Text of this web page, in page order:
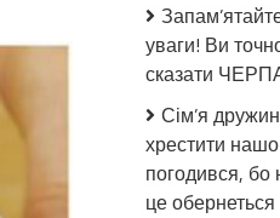
зефір
тане
уваги! Ви
сказати
Сім’я
хрестити
погодився, бо
це обернеться